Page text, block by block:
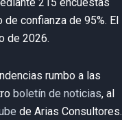
confianza de 95%. El
de 2026.
rumbo a las
boletín de noticias, al
de Arias Consultores.